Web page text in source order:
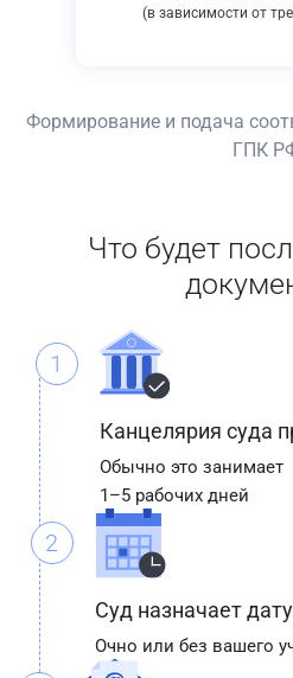
(в зависимости от
Формирование и подача
ГПК
Что будет
1
Канцелярия суда
Обычно это занимает
1–5 рабочих дней
2
Суд назначает
Очно или без вашего